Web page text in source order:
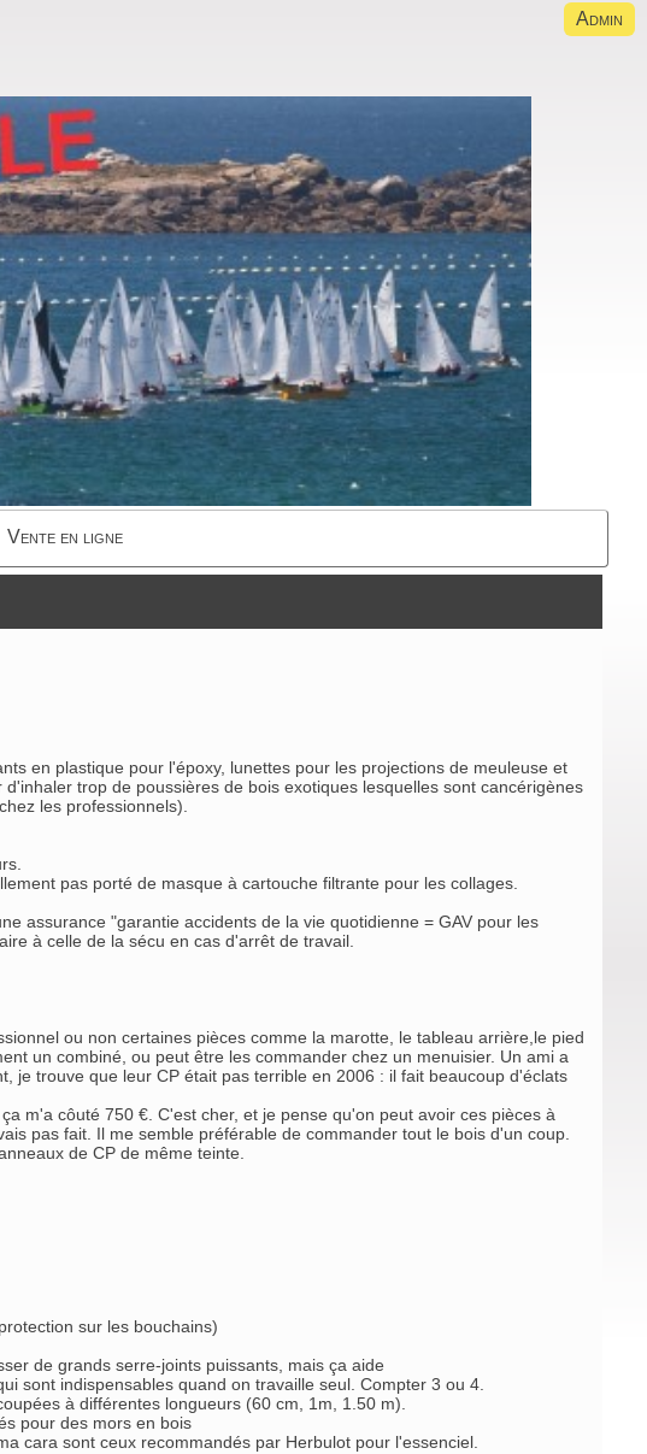
Admin
Vente en ligne
en plastique pour l'époxy, lunettes pour les projections de meuleuse et
trop de poussières de bois exotiques lesquelles sont cancérigènes
les professionnels).
pas porté de masque à cartouche filtrante pour les collages.
assurance "garantie accidents de la vie quotidienne = GAV pour les
à celle de la sécu en cas d'arrêt de travail.
ou non certaines pièces comme la marotte, le tableau arrière,le pied
un combiné, ou peut être les commander chez un menuisier. Un ami a
je trouve que leur CP était pas terrible en 2006 : il fait beaucoup d'éclats
m'a côuté 750 €. C'est cher, et je pense qu'on peut avoir ces pièces à
pas fait. Il me semble préférable de commander tout le bois d'un coup.
de CP de même teinte.
sur les bouchains)
de grands serre-joints puissants, mais ça aide
sont indispensables quand on travaille seul. Compter 3 ou 4.
à différentes longueurs (60 cm, 1m, 1.50 m).
pour des mors en bois
cara sont ceux recommandés par Herbulot pour l'essenciel.